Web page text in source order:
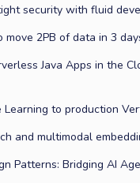
security with fluid
2PB of data in 3
Java Apps in the
Learning to production
and multimodal
Patterns: Bridging AI